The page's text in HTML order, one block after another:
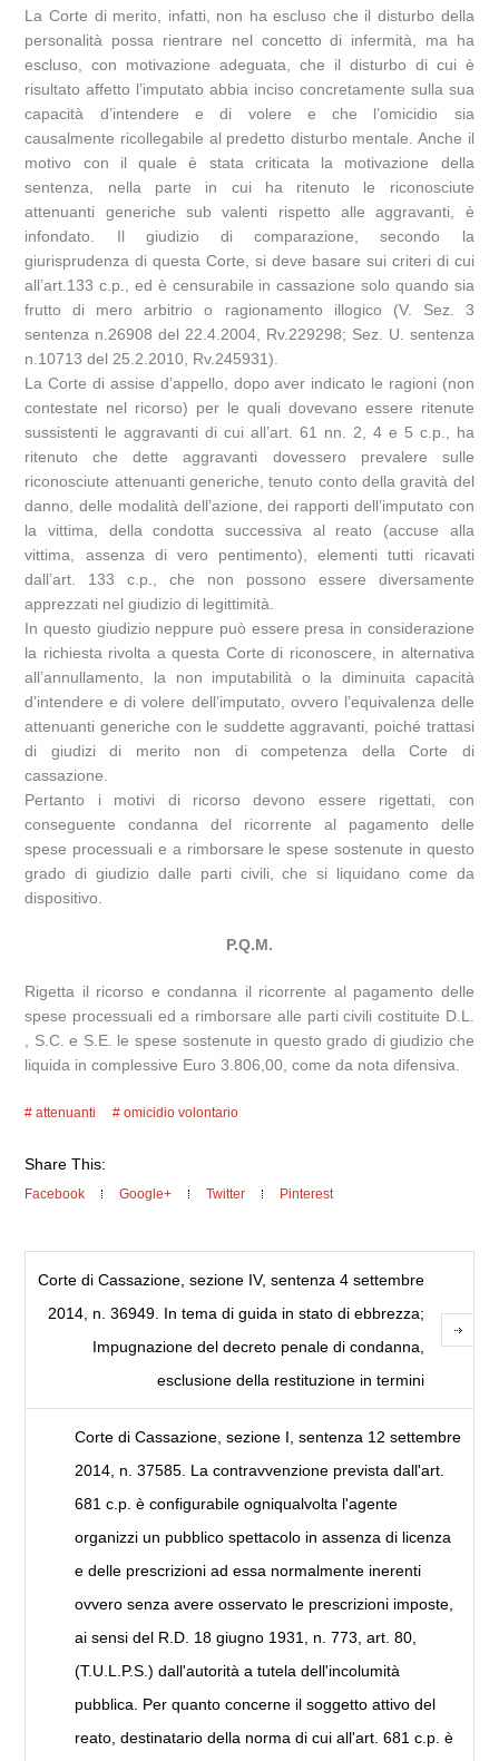
La Corte di merito, infatti, non ha escluso che il disturbo della
personalità possa rientrare nel concetto di infermità, ma ha
escluso, con motivazione adeguata, che il disturbo di cui è
risultato affetto l’imputato abbia inciso concretamente sulla sua
capacità d’intendere e di volere e che l’omicidio sia
causalmente ricollegabile al predetto disturbo mentale. Anche il
motivo con il quale è stata criticata la motivazione della
sentenza, nella parte in cui ha ritenuto le riconosciute
attenuanti generiche sub valenti rispetto alle aggravanti, è
infondato. Il giudizio di comparazione, secondo la
giurisprudenza di questa Corte, si deve basare sui criteri di cui
all’art.133 c.p., ed è censurabile in cassazione solo quando sia
frutto di mero arbitrio o ragionamento illogico (V. Sez. 3
sentenza n.26908 del 22.4.2004, Rv.229298; Sez. U. sentenza
n.10713 del 25.2.2010, Rv.245931).
La Corte di assise d’appello, dopo aver indicato le ragioni (non
contestate nel ricorso) per le quali dovevano essere ritenute
sussistenti le aggravanti di cui all’art. 61 nn. 2, 4 e 5 c.p., ha
ritenuto che dette aggravanti dovessero prevalere sulle
riconosciute attenuanti generiche, tenuto conto della gravità del
danno, delle modalità dell’azione, dei rapporti dell’imputato con
la vittima, della condotta successiva al reato (accuse alla
vittima, assenza di vero pentimento), elementi tutti ricavati
dall’art. 133 c.p., che non possono essere diversamente
apprezzati nel giudizio di legittimità.
In questo giudizio neppure può essere presa in considerazione
la richiesta rivolta a questa Corte di riconoscere, in alternativa
all’annullamento, la non imputabilità o la diminuita capacità
d’intendere e di volere dell’imputato, ovvero l’equivalenza delle
attenuanti generiche con le suddette aggravanti, poiché trattasi
di giudizi di merito non di competenza della Corte di
cassazione.
Pertanto i motivi di ricorso devono essere rigettati, con
conseguente condanna del ricorrente al pagamento delle
spese processuali e a rimborsare le spese sostenute in questo
grado di giudizio dalle parti civili, che si liquidano come da
dispositivo.
P.Q.M.
Rigetta il ricorso e condanna il ricorrente al pagamento delle
spese processuali ed a rimborsare alle parti civili costituite D.L.
, S.C. e S.E. le spese sostenute in questo grado di giudizio che
liquida in complessive Euro 3.806,00, come da nota difensiva.
attenuanti omicidio volontario
Share This:
Facebook Google+ Twitter Pinterest
Corte di Cassazione, sezione IV, sentenza 4 settembre
2014, n. 36949. In tema di guida in stato di ebbrezza;
Impugnazione del decreto penale di condanna,
esclusione della restituzione in termini
Corte di Cassazione, sezione I, sentenza 12 settembre
2014, n. 37585. La contravvenzione prevista dall'art.
681 c.p. è configurabile ogniqualvolta l'agente
organizzi un pubblico spettacolo in assenza di licenza
e delle prescrizioni ad essa normalmente inerenti
ovvero senza avere osservato le prescrizioni imposte,
ai sensi del R.D. 18 giugno 1931, n. 773, art. 80,
(T.U.L.P.S.) dall'autorità a tutela dell'incolumità
pubblica. Per quanto concerne il soggetto attivo del
reato, destinatario della norma di cui all'art. 681 c.p. è